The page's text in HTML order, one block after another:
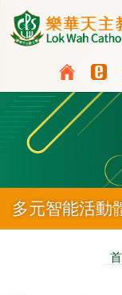
移至主內容
多元智能活動